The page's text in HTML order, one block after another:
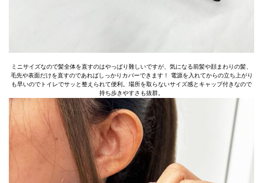
ミニサイズなので髪全体を直すのはやっぱり難しいですが、気になる前髪や顔まわりの髪、
毛先や表面だけを直すのであればしっかりカバーできます！ 電源を入れてからの立ち上がり
も早いのでトイレでサッと整えられて便利。場所を取らないサイズ感とキャップ付きなので
持ち歩きやすさも抜群。